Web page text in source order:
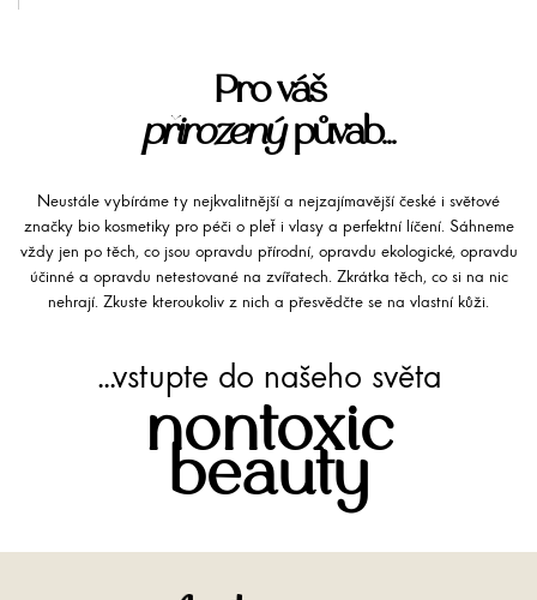
Pro váš
přirozenýpůvab...
Neustále vybíráme ty nejkvalitnější a nejzajímavější české i světové
značky bio kosmetiky pro péči o pleť i vlasy a perfektní líčení. Sáhneme
vždy jen po těch, co jsou opravdu přírodní, opravdu ekologické, opravdu
účinné a opravdu netestované na zvířatech. Zkrátka těch, co si na nic
nehrají. Zkuste kteroukoliv z nich a přesvědčte se na vlastní kůži.
...vstupte do našeho světa
nontoxic
beauty